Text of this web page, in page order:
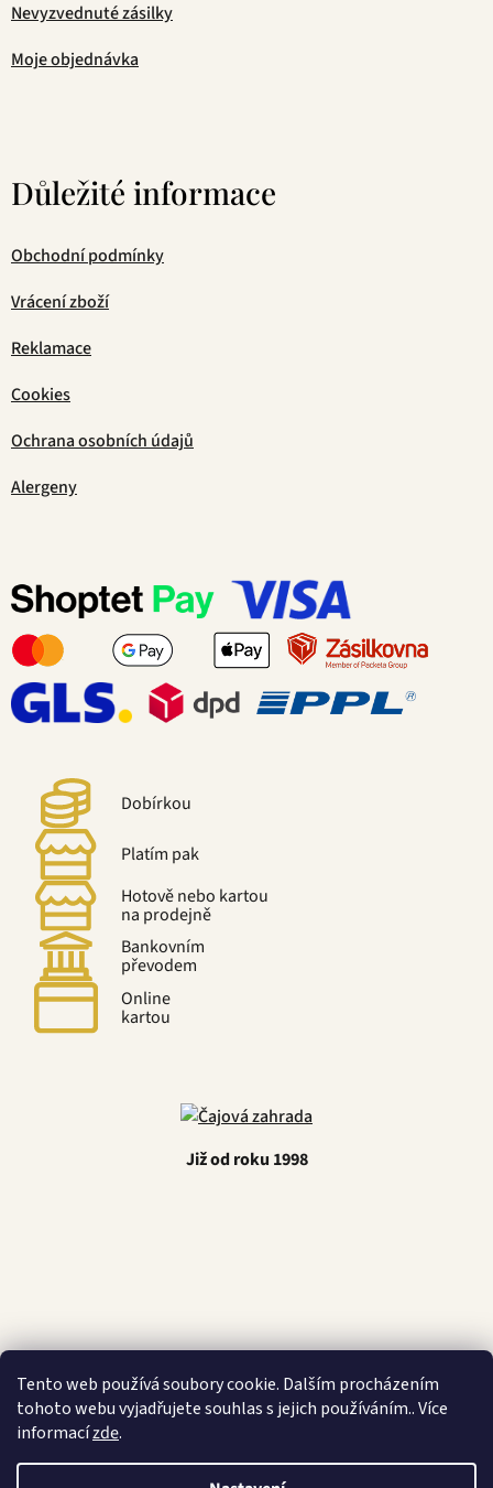
Tento web používá soubory cookie. Dalším procházením
tohoto webu vyjadřujete souhlas s jejich používáním.. Více
informacízde.
Nevyzvednuté zásilky
Moje objednávka
Důležité informace
Obchodní podmínky
Vrácení zboží
Reklamace
Cookies
Ochrana osobních údajů
Alergeny
Dobírkou
Platím pak
Hotově nebo kartou
na prodejně
Bankovním
převodem
Online
kartou
Již od roku 1998
Latino Café